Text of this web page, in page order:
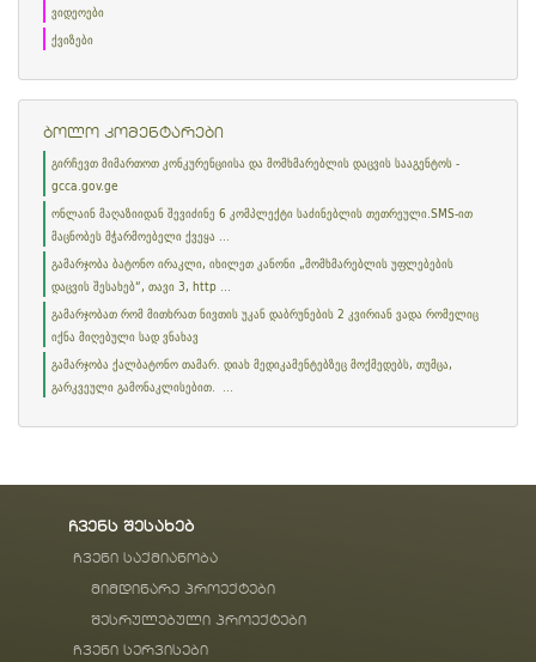
ვიდეოები
ქვიზები
ბოლო კომენტარები
გირჩევთ მიმართოთ კონკურენციისა და მომხმარებლის დაცვის სააგენტოს -
gcca.gov.ge
ონლაინ მაღაზიიდან შევიძინე 6 კომპლექტი საძინებლის თეთრეული.SMS-ით
მაცნობეს მჭარმოებელი ქვეყა ...
გამარჯობა ბატონო ირაკლი, იხილეთ კანონი „მომხმარებლის უფლებების
დაცვის შესახებ“, თავი 3, http ...
გამარჯობათ რომ მითხრათ ნივთის უკან დაბრუნების 2 კვირიან ვადა რომელიც
იქნა მიღებული სად ვნახავ
გამარჯობა ქალბატონო თამარ. დიახ მედიკამენტებზეც მოქმედებს, თუმცა,
გარკვეული გამონაკლისებით. ...
ჩვენს შესახებ
ჩვენი საქმიანობა
მიმდინარე პროექტები
შესრულებული პროექტები
ჩვენი სერვისები